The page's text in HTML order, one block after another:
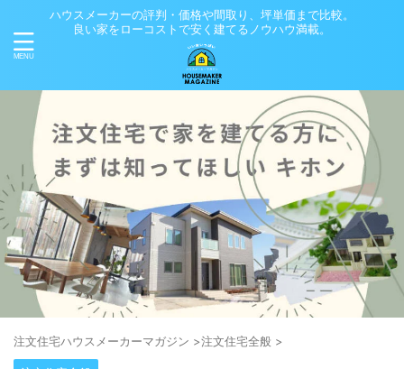
ハウスメーカーの評判・価格や間取り、坪単価まで比較。
良い家をローコストで安く建てるノウハウ満載。
注⽂住宅ハウスメーカーマガジン >注文住宅全般 >